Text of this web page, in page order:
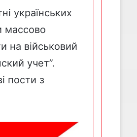
українських
массово
на військовий
учет”.
пости з